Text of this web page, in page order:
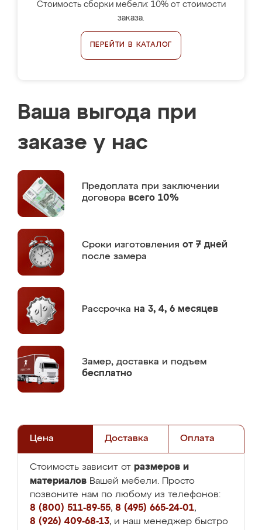
Стоимость сборки мебели: 10% от стоимости
заказа.
ПЕРЕЙТИ В КАТАЛОГ
Ваша выгода при
заказе у нас
Предоплата при заключении
договора всего 10%
Сроки изготовления от 7 дней
после замера
Рассрочка на 3, 4, 6 месяцев
Замер, доставка и подъем
бесплатно
Цена Доставка Оплата
Стоимость зависит от размеров и
материалов Вашей мебели. Просто
позвоните нам по любому из телефонов:
8 (800) 511-89-55, 8 (495) 665-24-01,
8 (926) 409-68-13, и наш менеджер быстро